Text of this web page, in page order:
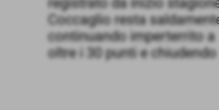
Coccaglio resta
continuando imperterrito
oltre i 30 punti e